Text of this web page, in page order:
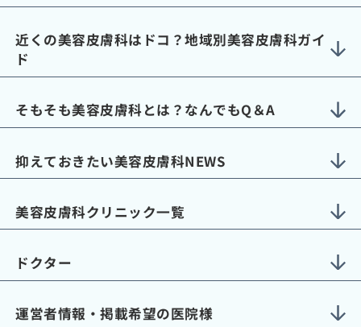
近くの美容皮膚科はドコ？地域別美容皮膚科ガイ
ド
そもそも美容皮膚科とは？なんでもQ＆A
抑えておきたい美容皮膚科NEWS
美容皮膚科クリニック一覧
ドクター
運営者情報・掲載希望の医院様